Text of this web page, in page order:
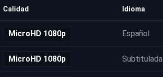
Calidad Idioma
MicroHD 1080p Español
MicroHD 1080p Subtitulada